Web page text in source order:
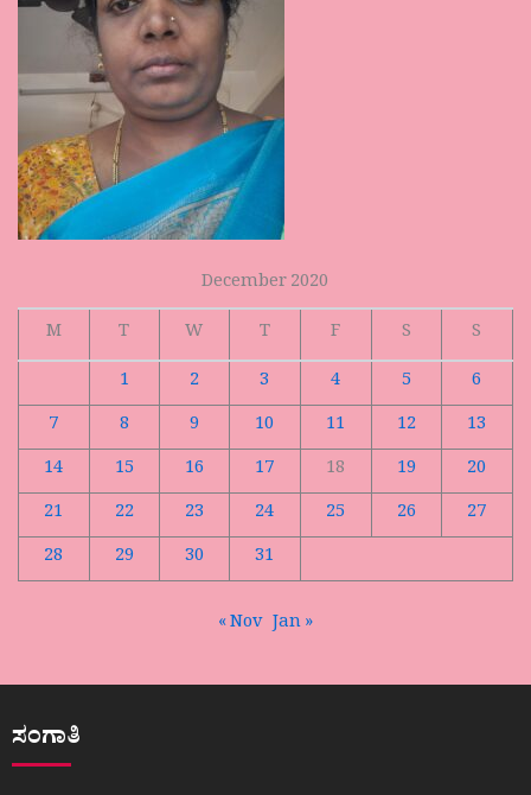
December 2020
M
T W T F S
S
1
2 3 4 5
6
7
8 9 10 11 12
13
14
15 16 17 18 19
20
21
22 23 24 25 26
27
28
29 30 31
« Nov Jan »
ಸಂಗಾತಿ